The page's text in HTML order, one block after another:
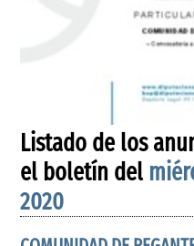
Listado de los
el boletín del
2020